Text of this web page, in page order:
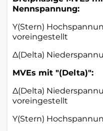
Nennspannung:
Y(Stern)
voreingestellt
Δ(Delta)
MVEs mit "(Delta)":
Δ(Delta)
voreingestellt
Y(Stern)